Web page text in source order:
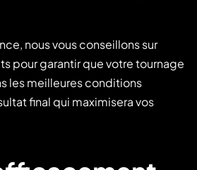
nous vous conseillons sur
pour garantir que votre tournage
les meilleures conditions
final qui maximisera vos